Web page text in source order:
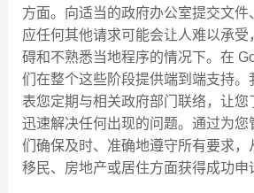
方面。向适当的政府办公室提交文件
应任何其他请求可能会让人难以承受
碍和不熟悉当地程序的情况下。在
们在整个这些阶段提供端到端支持。
表您定期与相关政府部门联络，让您
迅速解决任何出现的问题。通过为您
们确保及时、准确地遵守所有要求，
移民、房地产或居住方面获得成功申